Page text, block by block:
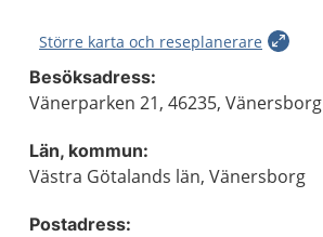
Större karta och reseplanerare
Besöksadress:
Vänerparken 21, 46235, Vänersborg
Län, kommun:
Västra Götalands län, Vänersborg
Postadress: